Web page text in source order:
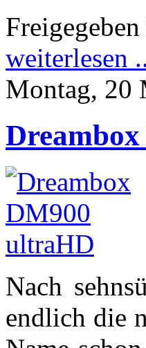
weiterlesen
Montag, 20
Nach
endlich die